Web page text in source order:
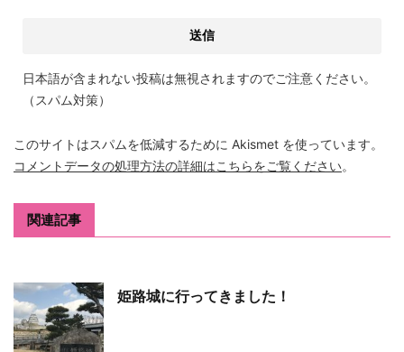
日本語が含まれない投稿は無視されますのでご注意ください。
（スパム対策）
このサイトはスパムを低減するために Akismet を使っています。
コメントデータの処理方法の詳細はこちらをご覧ください。
関連記事
姫路城に行ってきました！